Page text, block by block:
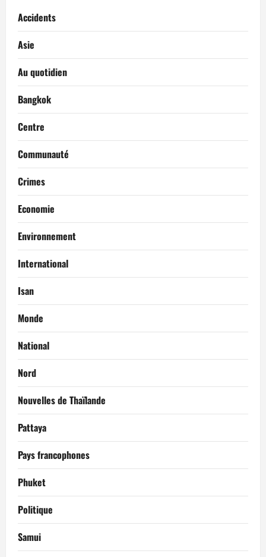
Accidents
Asie
Au quotidien
Bangkok
Centre
Communauté
Crimes
Economie
Environnement
International
Isan
Monde
National
Nord
Nouvelles de Thaïlande
Pattaya
Pays francophones
Phuket
Politique
Samui